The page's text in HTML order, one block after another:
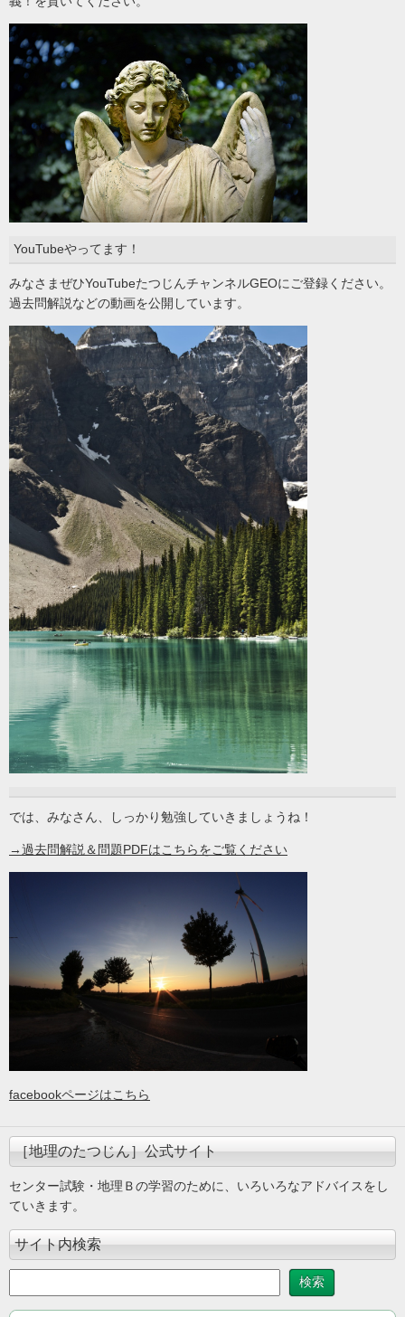
YouTubeやってます！
みなさまぜひYouTubeたつじんチャンネルGEOにご登録ください。
過去問解説などの動画を公開しています。
では、みなさん、しっかり勉強していきましょうね！
→過去問解説＆問題PDFはこちらをご覧ください
facebookページはこちら
［地理のたつじん］公式サイト
センター試験・地理Ｂの学習のために、いろいろなアドバイスをし
ていきます。
サイト内検索